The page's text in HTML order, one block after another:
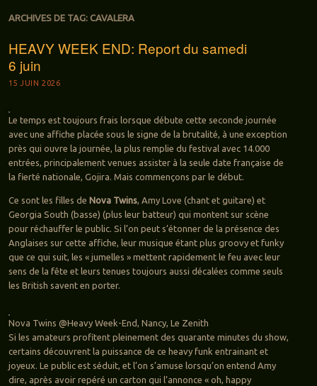
ARCHIVES DE TAG: CAVALERA
HEAVY WEEK END: Report du samedi
6 juin
15 JUIN 2026
Le temps est toujours frais lorsque débute cette seconde journée
avec une affiche placée sous le signe de la brutalité, à une exception
près qui ouvre la journée, la plus remplie du festival avec 14.000
entrées, principalement venues assister à la seule date française de
la fierté nationale, Gojira. Mais commençons par le début.
Ce sont les filles de Nova Twins, Amy Love (chant et guitare) et
Georgia South (basse) (plus leur batteur) qui montent sur scène
pour réchauffer le public. Si l’on peut s’étonner de la présence des
Anglaises sur cette affiche, leur musique étant plus groovy et funky
que ce qui suit, les « jumelles » mettent rapidement le feu avec leur
sens de la fête et leurs tenues toujours aussi décalées comme seuls
les British savent en porter.
Nova Twins @Heavy Week-End, Nancy, Le Zenith
Si les amateurs profitent pleinement des quarante minutes du show,
certains découvrent la puissance de ce heavy funk entrainant et
joyeux. Le public est séduit, et l’on s’amuse lorsqu’on entend Amy
dire, après avoir repéré un carton qui l’annonce « oh, happy